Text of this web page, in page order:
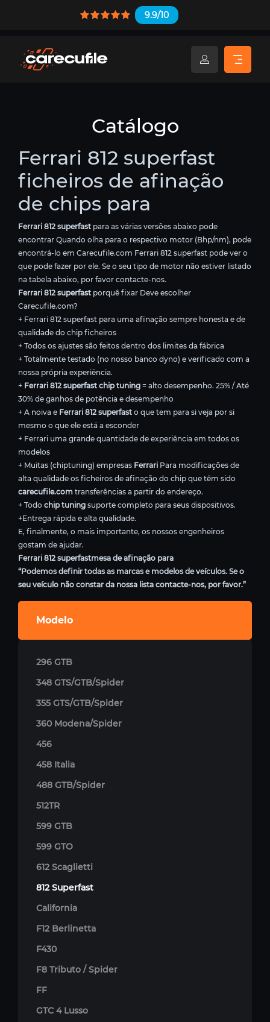
9.9/10
Catálogo
Ferrari 812 superfast
ficheiros de afinação
de chips para
Ferrari 812 superfast para as várias versões abaixo pode
encontrar Quando olha para o respectivo motor (Bhp/nm), pode
encontrá-lo em Carecufile.com Ferrari 812 superfast pode ver o
que pode fazer por ele. Se o seu tipo de motor não estiver listado
na tabela abaixo, por favor contacte-nos.
Ferrari 812 superfast porquê fixar Deve escolher
Carecufile.com?
+ Ferrari 812 superfast para uma afinação sempre honesta e de
qualidade do chip ficheiros
+ Todos os ajustes são feitos dentro dos limites da fábrica
+ Totalmente testado (no nosso banco dyno) e verificado com a
nossa própria experiência.
+ Ferrari 812 superfast chip tuning = alto desempenho. 25% / Até
30% de ganhos de potência e desempenho
+ A noiva e Ferrari 812 superfast o que tem para si veja por si
mesmo o que ele está a esconder
+ Ferrari uma grande quantidade de experiência em todos os
modelos
+ Muitas (chiptuning) empresas Ferrari Para modificações de
alta qualidade os ficheiros de afinação do chip que têm sido
carecufile.com transferências a partir do endereço.
+ Todo chip tuning suporte completo para seus dispositivos.
+Entrega rápida e alta qualidade.
E, finalmente, o mais importante, os nossos engenheiros
gostam de ajudar.
Ferrari 812 superfastmesa de afinação para
“Podemos definir todas as marcas e modelos de veículos. Se o
seu veículo não constar da nossa lista contacte-nos, por favor.”
Modelo
296 GTB
348 GTS/GTB/Spider
355 GTS/GTB/Spider
360 Modena/Spider
456
458 Italia
488 GTB/Spider
512TR
599 GTB
599 GTO
612 Scaglietti
812 Superfast
California
F12 Berlinetta
F430
F8 Tributo / Spider
FF
GTC 4 Lusso